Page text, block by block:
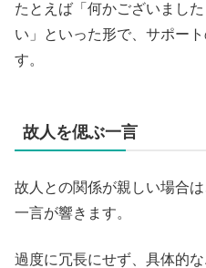
たとえば「何かございまし
い」といった形で、サポー
す。
故人を偲ぶ一言
故人との関係が親しい場合
一言が響きます。
過度に冗長にせず、具体的